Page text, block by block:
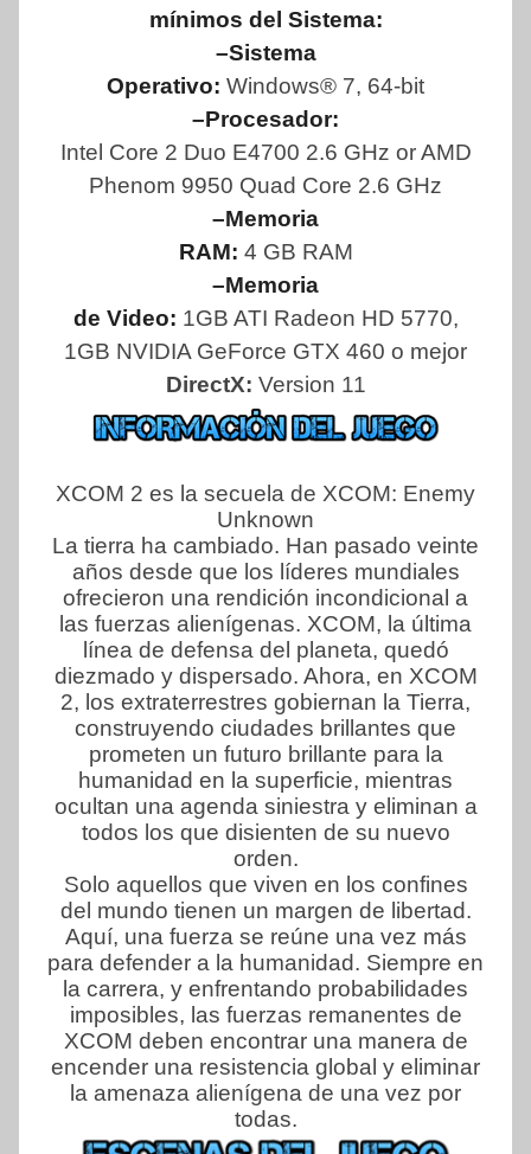
mínimos del Sistema:
–Sistema
Operativo: Windows® 7, 64-bit
–Procesador:
Intel Core 2 Duo E4700 2.6 GHz or AMD
Phenom 9950 Quad Core 2.6 GHz
–Memoria
RAM: 4 GB RAM
–Memoria
de Video: 1GB ATI Radeon HD 5770,
1GB NVIDIA GeForce GTX 460 o mejor
DirectX: Version 11
XCOM 2 es la secuela de XCOM: Enemy
Unknown
La tierra ha cambiado. Han pasado veinte
años desde que los líderes mundiales
ofrecieron una rendición incondicional a
las fuerzas alienígenas. XCOM, la última
línea de defensa del planeta, quedó
diezmado y dispersado. Ahora, en XCOM
2, los extraterrestres gobiernan la Tierra,
construyendo ciudades brillantes que
prometen un futuro brillante para la
humanidad en la superficie, mientras
ocultan una agenda siniestra y eliminan a
todos los que disienten de su nuevo
orden.
Solo aquellos que viven en los confines
del mundo tienen un margen de libertad.
Aquí, una fuerza se reúne una vez más
para defender a la humanidad. Siempre en
la carrera, y enfrentando probabilidades
imposibles, las fuerzas remanentes de
XCOM deben encontrar una manera de
encender una resistencia global y eliminar
la amenaza alienígena de una vez por
todas.